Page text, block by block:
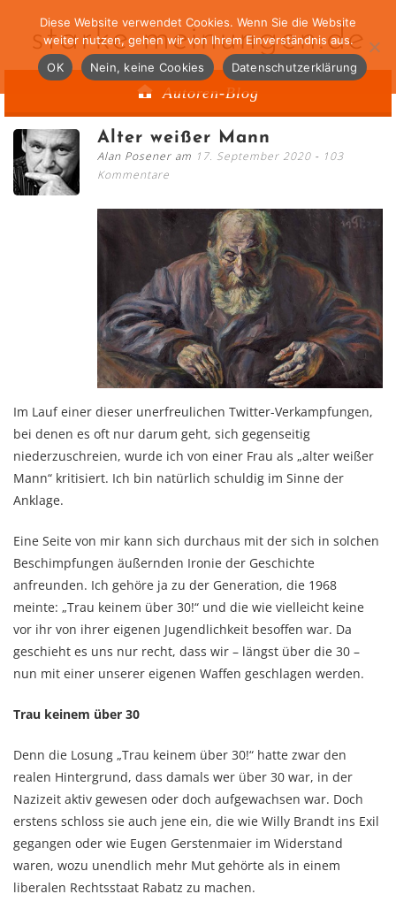
starke-meinungen.de
Autoren-Blog
Alter weißer Mann
Alan Posener am 17. September 2020
103
Kommentare
Im Lauf einer dieser unerfreulichen Twitter-Verkampfungen,
bei denen es oft nur darum geht, sich gegenseitig
niederzuschreien, wurde ich von einer Frau als „alter weißer
Mann“ kritisiert. Ich bin natürlich schuldig im Sinne der
Anklage.
Eine Seite von mir kann sich durchaus mit der sich in solchen
Beschimpfungen äußernden Ironie der Geschichte
anfreunden. Ich gehöre ja zu der Generation, die 1968
meinte: „Trau keinem über 30!“ und die wie vielleicht keine
vor ihr von ihrer eigenen Jugendlichkeit besoffen war. Da
geschieht es uns nur recht, dass wir – längst über die 30 –
nun mit einer unserer eigenen Waffen geschlagen werden.
Trau keinem über 30
Denn die Losung „Trau keinem über 30!“ hatte zwar den
realen Hintergrund, dass damals wer über 30 war, in der
Nazizeit aktiv gewesen oder doch aufgewachsen war. Doch
erstens schloss sie auch jene ein, die wie Willy Brandt ins Exil
gegangen oder wie Eugen Gerstenmaier im Widerstand
waren, wozu unendlich mehr Mut gehörte als in einem
liberalen Rechtsstaat Rabatz zu machen.
Diese Website verwendet Cookies. Wenn Sie die Website
weiter nutzen, gehen wir von Ihrem Einverständnis aus.
OK
Nein, keine Cookies Datenschutzerklärung